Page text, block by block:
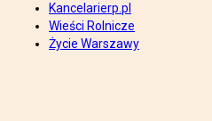
Kancelarierp.pl
Wieści Rolnicze
Życie Warszawy